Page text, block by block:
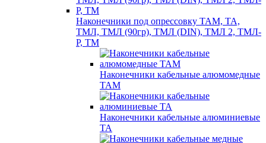
Наконечники под опрессовку ТАМ, ТА,
ТМЛ, ТМЛ (90гр), ТМЛ (DIN), ТМЛ 2, ТМЛ-
Р, ТМ
Наконечники кабельные алюмомедные
ТАМ
Наконечники кабельные алюминиевые
ТА